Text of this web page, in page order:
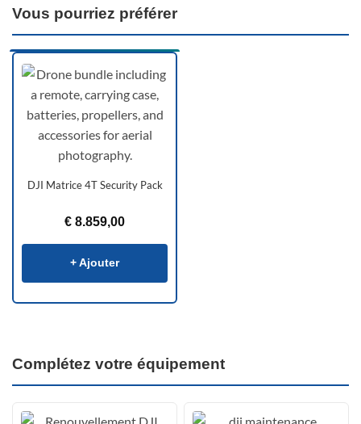
Vous pourriez préférer
DJI Matrice 4T Security Pack
€ 8.859,00
+ Ajouter
Complétez votre équipement